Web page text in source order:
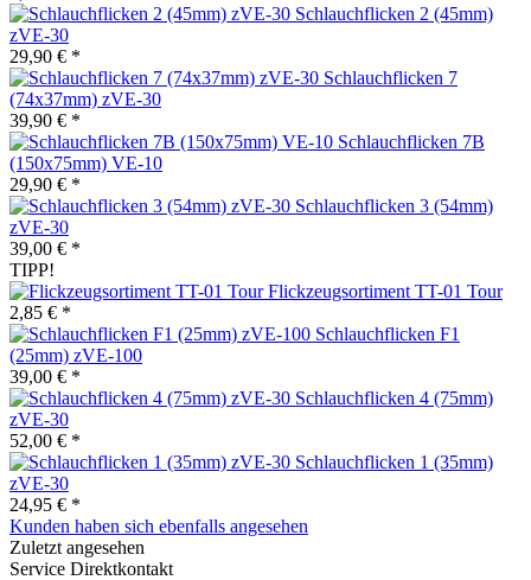
Schlauchflicken 2 (45mm)
zVE-30
29,90 € *
Schlauchflicken 7
(74x37mm) zVE-30
39,90 € *
Schlauchflicken 7B
(150x75mm) VE-10
29,90 € *
Schlauchflicken 3 (54mm)
zVE-30
39,00 € *
TIPP!
Flickzeugsortiment TT-01 Tour
2,85 € *
Schlauchflicken F1
(25mm) zVE-100
39,00 € *
Schlauchflicken 4 (75mm)
zVE-30
52,00 € *
Schlauchflicken 1 (35mm)
zVE-30
24,95 € *
Kunden haben sich ebenfalls angesehen
Zuletzt angesehen
Service Direktkontakt